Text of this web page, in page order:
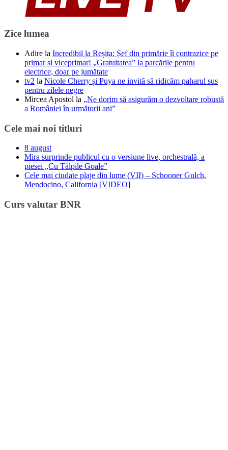
Zice lumea
Adire la Incredibil la Reșița: Șef din primărie îi contrazice pe
primar și viceprimar! „Gratuitatea” la parcările pentru
electrice, doar pe jumătate
tv2 la Nicole Cherry și Puya ne invită să ridicăm paharul sus
pentru zilele negre
Mircea Apostol la „Ne dorim să asigurăm o dezvoltare robustă
a României în următorii ani”
Cele mai noi titluri
8 august
Mira surprinde publicul cu o versiune live, orchestrală, a
piesei „Cu Tălpile Goale”
Cele mai ciudate plaje din lume (VII) – Schooner Gulch,
Mendocino, California [VIDEO]
Curs valutar BNR